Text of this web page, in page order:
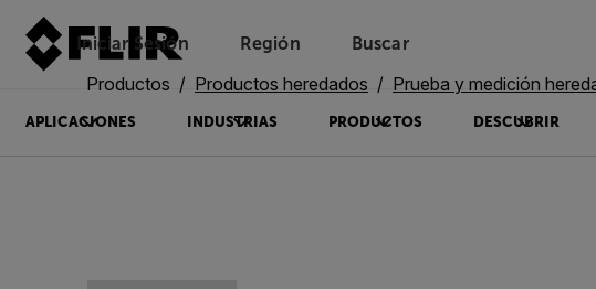
Iniciar Sesión Región Buscar
APLICACIONES INDUSTRIAS PRODUCTOS DESCUBRIR
Productos Productos heredados Prueba y medición